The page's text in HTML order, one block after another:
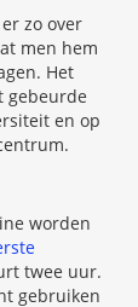
zo over
men hem
Het
gebeurde
en op
worden
twee uur.
gebruiken